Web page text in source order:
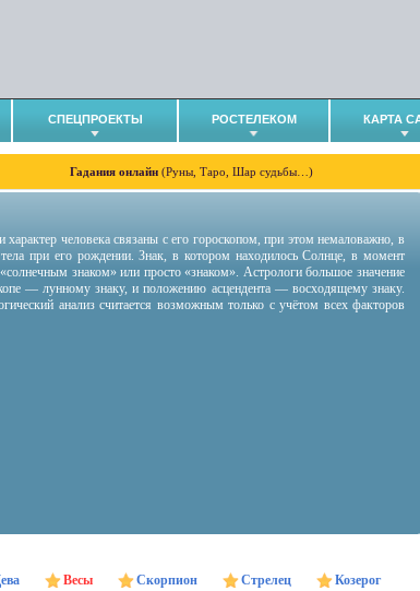
СПЕЦПРОЕКТЫ РОСТЕЛЕКОМ КАРТА
Гадания онлайн (Руны, Таро, Шар судьбы…)
характер человека связаны с его гороскопом, при этом немаловажно, в
тела при его рождении. Знак, в котором находилось Солнце, в момент
знаком» или просто «знаком». Астрологи большое значение
— лунному знаку, и положению асцендента — восходящему знаку.
анализ считается возможным только с учётом всех факторов
Весы Скорпион Стрелец
Козерог